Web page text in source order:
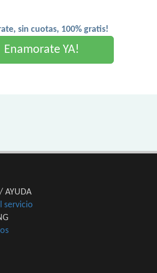
sin cuotas, 100% gratis!
Enamorate YA!
AYUDA
servicio